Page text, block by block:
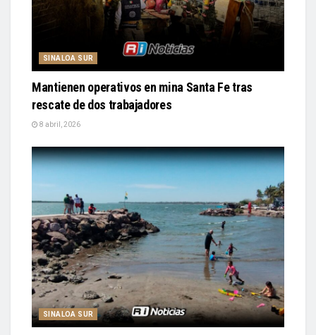
SINALOA SUR
Mantienen operativos en mina Santa Fe tras
rescate de dos trabajadores
8 abril, 2026
SINALOA SUR